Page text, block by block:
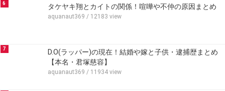
6 タケヤキ翔とカイトの関係！喧嘩や不仲の原因まとめ
aquanaut369 / 12183 view
7
D.O(ラッパー)の現在！結婚や嫁と子供・逮捕歴まとめ
【本名・君塚慈容】
aquanaut369 / 11934 view